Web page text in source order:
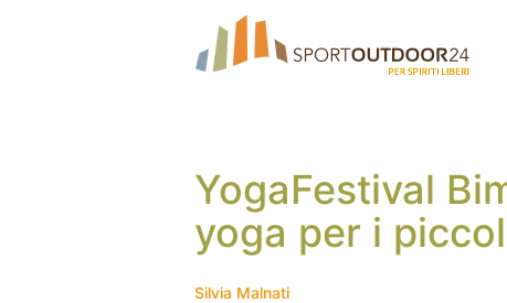
YogaFestival
yoga per i
Silvia Malnati